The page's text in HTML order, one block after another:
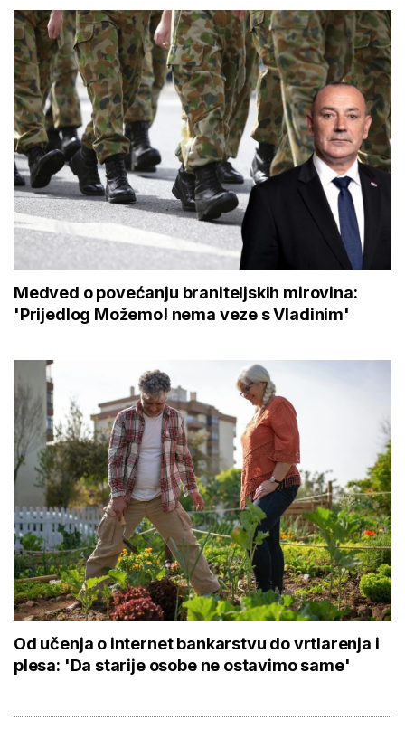
Medved o povećanju braniteljskih mirovina:
'Prijedlog Možemo! nema veze s Vladinim'
Od učenja o internet bankarstvu do vrtlarenja i
plesa: 'Da starije osobe ne ostavimo same'